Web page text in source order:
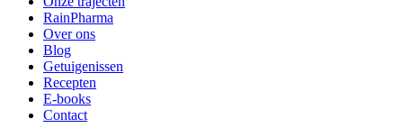
RainPharma
Over ons
Blog
Getuigenissen
Recepten
E-books
Contact